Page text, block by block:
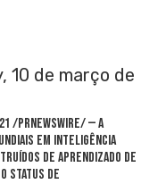
10 de março de
/PRNewswire/ — A
em inteligência
de aprendizado de
o status de